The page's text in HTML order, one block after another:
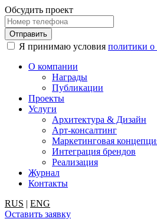
Обсудить проект
Я принимаю условия политики о
О компании
Награды
Публикации
Проекты
Услуги
Архитектура & Дизайн
Арт-консалтинг
Маркетинговая
Интеграция брендов
Реализация
Журнал
Контакты
RUS | ENG
Оставить заявку